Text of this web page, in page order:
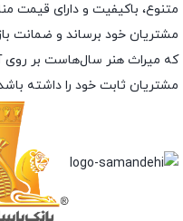
متنوع، باکیفیت و دارای قیمت
مشتریان خود برساند و ضمانت
که میراث هنر سال‌هاست بر روی
مشتریان ثابت خود را داشته